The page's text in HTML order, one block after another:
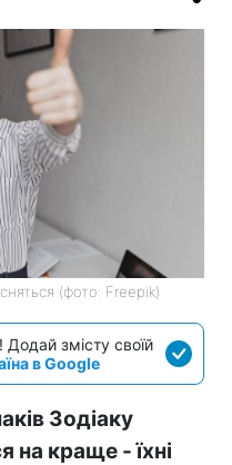
(фото: Freepik)
Додай змісту своїй
в Google
Зодіаку
на краще - їхні